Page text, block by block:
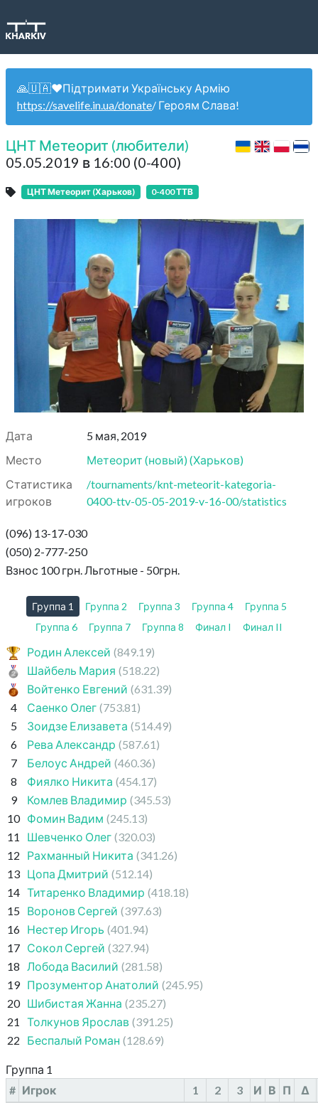
🙏🇺🇦❤️Підтримати Українську Армію
https://savelife.in.ua/donate/ Героям Слава!
ЦНТ Метеорит (любители)
05.05.2019 в 16:00 (0-400)
ЦНТ Метеорит (Харьков) 0-400 ТТВ
Дата
5 мая, 2019
Место
Метеорит (новый)(Харьков)
Статистика
игроков
/tournaments/knt-meteorit-kategoria-
0400-ttv-05-05-2019-v-16-00/statistics
(096) 13-17-030
(050) 2-777-250
Взнос 100 грн. Льготные - 50грн.
Группа 1 Группа 2 Группа 3 Группа 4
Группа 5
Группа 6
Группа 7 Группа 8 Финал I Финал II
Родин Алексей (849.19)
Шайбель Мария (518.22)
Войтенко Евгений (631.39)
4
Саенко Олег (753.81)
5
Зоидзе Елизавета (514.49)
6
Рева Александр (587.61)
7
Белоус Андрей (460.36)
8
Фиялко Никита (454.17)
9
Комлев Владимир (345.53)
10 Фомин Вадим (245.13)
11
Шевченко Олег (320.03)
12
Рахманный Никита (341.26)
13 Цопа Дмитрий (512.14)
14 Титаренко Владимир (418.18)
15 Воронов Сергей (397.63)
16 Нестер Игорь (401.94)
17 Сокол Сергей (327.94)
18
Лобода Василий (281.58)
19 Прозументор Анатолий (245.95)
20 Шибистая Жанна (235.27)
21
Толкунов Ярослав (391.25)
22
Беспалый Роман (128.69)
Группа 1
# Игрок 1 2 3 И В П
Δ